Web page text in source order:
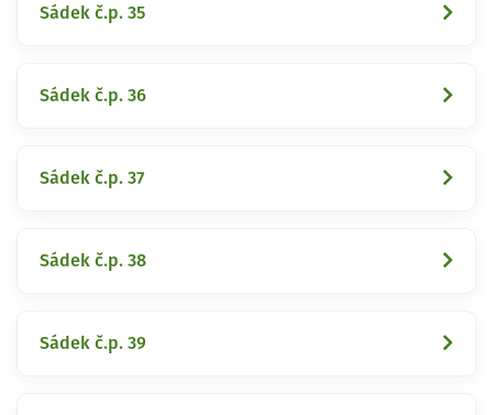
Sádek č.p. 35
Sádek č.p. 36
Sádek č.p. 37
Sádek č.p. 38
Sádek č.p. 39